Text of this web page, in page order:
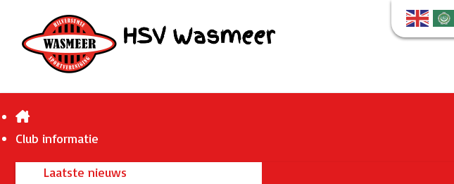
Club informatie
Laatste nieuws